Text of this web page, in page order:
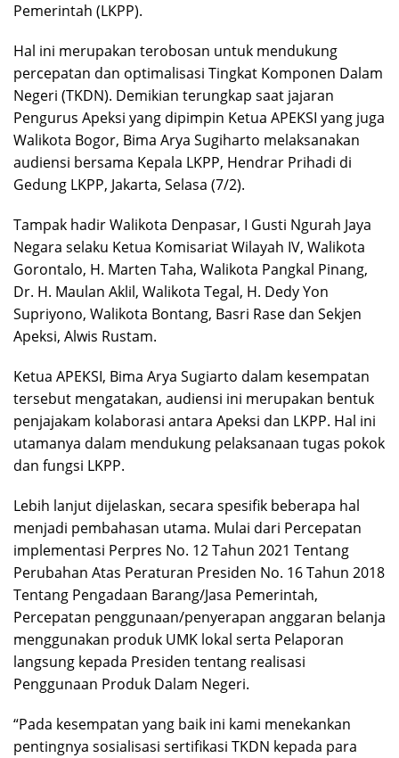
Pemerintah (LKPP).
Hal ini merupakan terobosan untuk mendukung
percepatan dan optimalisasi Tingkat Komponen Dalam
Negeri (TKDN). Demikian terungkap saat jajaran
Pengurus Apeksi yang dipimpin Ketua APEKSI yang juga
Walikota Bogor, Bima Arya Sugiharto melaksanakan
audiensi bersama Kepala LKPP, Hendrar Prihadi di
Gedung LKPP, Jakarta, Selasa (7/2).
Tampak hadir Walikota Denpasar, I Gusti Ngurah Jaya
Negara selaku Ketua Komisariat Wilayah IV, Walikota
Gorontalo, H. Marten Taha, Walikota Pangkal Pinang,
Dr. H. Maulan Aklil, Walikota Tegal, H. Dedy Yon
Supriyono, Walikota Bontang, Basri Rase dan Sekjen
Apeksi, Alwis Rustam.
Ketua APEKSI, Bima Arya Sugiarto dalam kesempatan
tersebut mengatakan, audiensi ini merupakan bentuk
penjajakam kolaborasi antara Apeksi dan LKPP. Hal ini
utamanya dalam mendukung pelaksanaan tugas pokok
dan fungsi LKPP.
Lebih lanjut dijelaskan, secara spesifik beberapa hal
menjadi pembahasan utama. Mulai dari Percepatan
implementasi Perpres No. 12 Tahun 2021 Tentang
Perubahan Atas Peraturan Presiden No. 16 Tahun 2018
Tentang Pengadaan Barang/Jasa Pemerintah,
Percepatan penggunaan/penyerapan anggaran belanja
menggunakan produk UMK lokal serta Pelaporan
langsung kepada Presiden tentang realisasi
Penggunaan Produk Dalam Negeri.
“Pada kesempatan yang baik ini kami menekankan
pentingnya sosialisasi sertifikasi TKDN kepada para